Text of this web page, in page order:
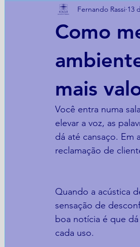
Como
mais
Fernando Rassi 13
Você entra numa
elevar a voz, as
dá até cansaço. Em
reclamação de
Quando a acústica
sensação de
boa notícia é que
cada uso.